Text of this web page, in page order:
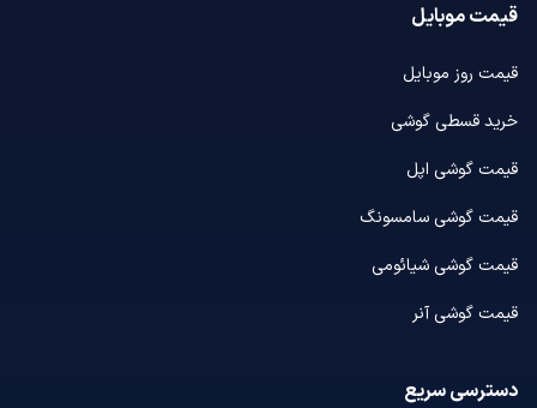
قیمت موبایل
قیمت روز موبایل
خرید قسطی گوشی
قیمت گوشی اپل
قیمت گوشی سامسونگ
قیمت گوشی شیائومی
قیمت گوشی آنر
دسترسی سریع